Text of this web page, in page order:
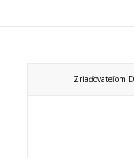
Zriaďovateľom